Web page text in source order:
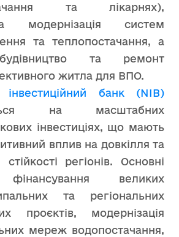
та лікарнях),
модернізація систем
та теплопостачання, а
та ремонт
житла для ВПО.
інвестиційний банк (NIB)
на масштабних
інвестиціях, що мають
вплив на довкілля та
стійкості регіонів. Основні
великих
та регіональних
проєктів, модернізація
мереж водопостачання,